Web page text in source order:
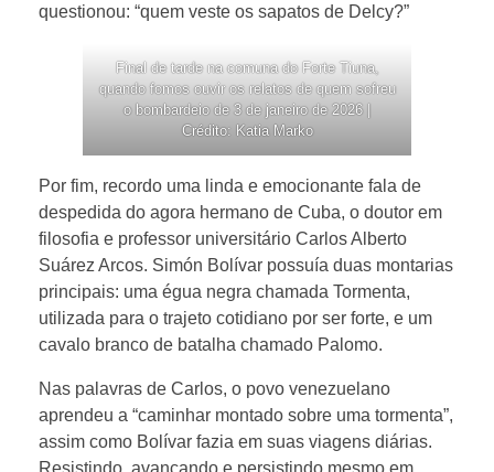
questionou: “quem veste os sapatos de Delcy?”
Final de tarde na comuna do Forte Tiuna,
quando fomos ouvir os relatos de quem sofreu
o bombardeio de 3 de janeiro de 2026 |
Crédito: Katia Marko
Por fim, recordo uma linda e emocionante fala de
despedida do agora hermano de Cuba, o doutor em
filosofia e professor universitário Carlos Alberto
Suárez Arcos. Simón Bolívar possuía duas montarias
principais: uma égua negra chamada Tormenta,
utilizada para o trajeto cotidiano por ser forte, e um
cavalo branco de batalha chamado Palomo.
Nas palavras de Carlos, o povo venezuelano
aprendeu a “caminhar montado sobre uma tormenta”,
assim como Bolívar fazia em suas viagens diárias.
Resistindo, avançando e persistindo mesmo em